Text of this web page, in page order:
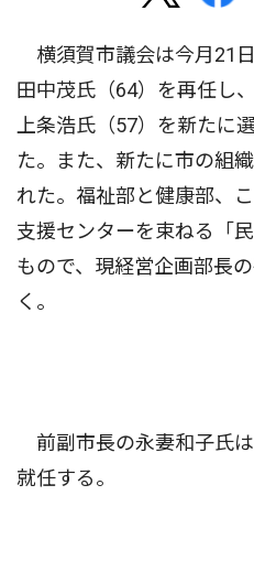
横須賀市議会は今月21
田中茂氏（64）を再任し
上条浩氏（57）を新たに
た。また、新たに市の組
れた。福祉部と健康部、
支援センターを束ねる「
もので、現経営企画部長
く。
前副市長の永妻和子氏
就任する。